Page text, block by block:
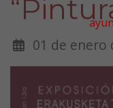
01 de enero